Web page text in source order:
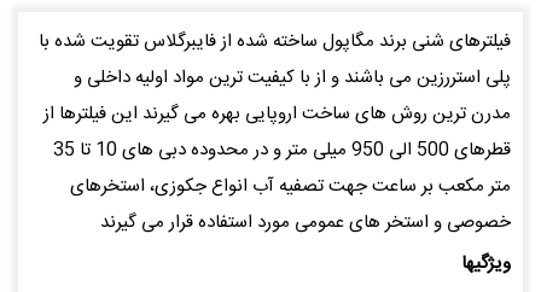
فیلترهای شنی برند مگاپول ساخته شده از فایبرگلاس تقویت شده با
پلی استررزین می باشند و از با کیفیت ترین مواد اولیه داخلی و
مدرن ترین روش های ساخت اروپایی بهره می گیرند این فیلترها از
قطرهای 500 الی 950 میلی متر و در محدوده دبی های 10 تا 35
متر مکعب بر ساعت جهت تصفیه آب انواع جکوزی، استخرهای
خصوصی و استخر های عمومی مورد استفاده قرار می گیرند
ویژگیها